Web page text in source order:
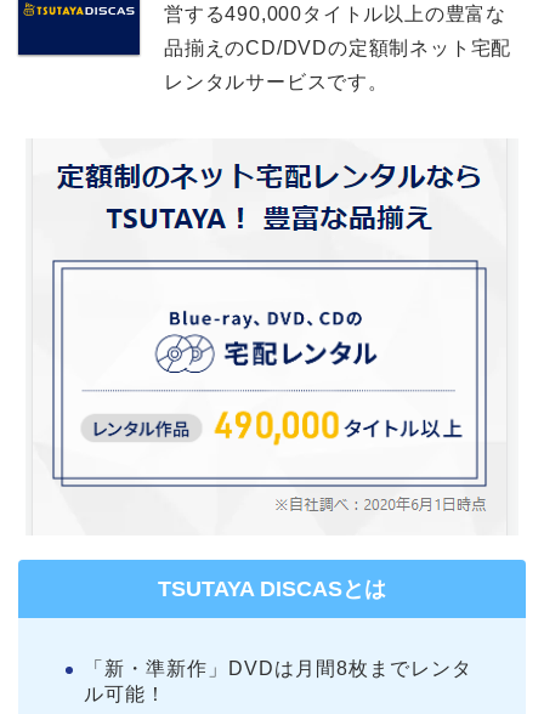
営する490,000タイトル以上の豊富な
品揃えのCD/DVDの定額制ネット宅配
レンタルサービスです。
TSUTAYA DISCASとは
「新・準新作」DVDは月間8枚までレンタ
ル可能！